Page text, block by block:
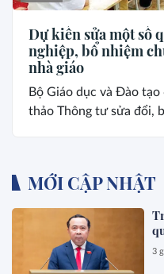
Dự kiến sửa một số
nghiệp, bổ nhiệm
nhà giáo
Bộ Giáo dục và Đào
thảo Thông tư sửa đổi,
MỚI CẬP NHẬT
3